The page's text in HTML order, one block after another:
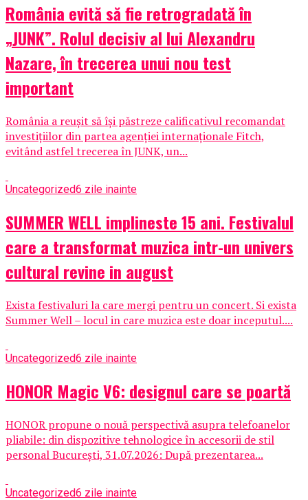
România evită să fie retrogradată în
„JUNK”. Rolul decisiv al lui Alexandru
Nazare, în trecerea unui nou test
important
România a reușit să își păstreze calificativul recomandat
investițiilor din partea agenției internaționale Fitch,
evitând astfel trecerea în JUNK, un...
Uncategorized6 zile inainte
SUMMER WELL implineste 15 ani. Festivalul
care a transformat muzica intr-un univers
cultural revine in august
Exista festivaluri la care mergi pentru un concert. Si exista
Summer Well – locul in care muzica este doar inceputul....
Uncategorized6 zile inainte
HONOR Magic V6: designul care se poartă
HONOR propune o nouă perspectivă asupra telefoanelor
pliabile: din dispozitive tehnologice în accesorii de stil
personal București, 31.07.2026: După prezentarea...
Uncategorized6 zile inainte